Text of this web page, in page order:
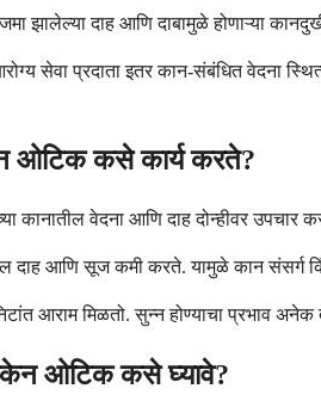
झालेल्या दाह आणि दाबामुळे होणाऱ्या
सेवा प्रदाता इतर कान-संबंधित वेदना
ओटिक कसे कार्य करते?
कानातील वेदना आणि दाह दोन्हीवर उपचार
दाह आणि सूज कमी करते. यामुळे कान संसर्ग
आराम मिळतो. सुन्न होण्याचा प्रभाव
ओटिक कसे घ्यावे?